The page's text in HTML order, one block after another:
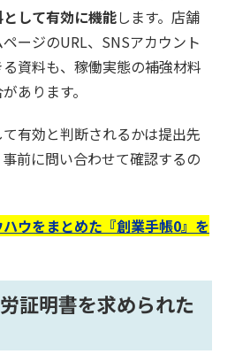
して有効に機能します。店舗
ージのURL、SNSアカウント
資料も、稼働実態の補強材料
あります。
有効と判断されるかは提出先
前に問い合わせて確認するの
ハウをまとめた『創業手帳0』を
証明書を求められた